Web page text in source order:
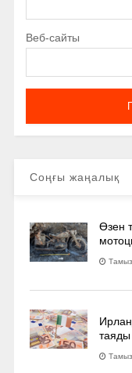
Веб-сайты
Соңғы жаңалық
Өзен
таяды